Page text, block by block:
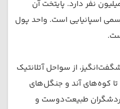
و جمعیتی بالغ بر ۴۵ میلیون نفر دارد. پایتخت آن
اسپانیایی است. واحد پول
از سواحل آتلانتیک
تا کوه‌های آند و جنگل‌های
طبیعت‌دوست و